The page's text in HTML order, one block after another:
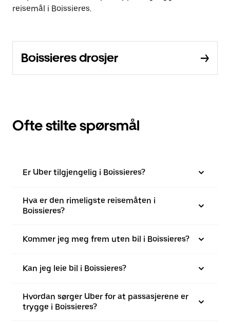
reisemål i Boissieres.
Boissieres drosjer
Ofte stilte spørsmål
Er Uber tilgjengelig i Boissieres?
Hva er den rimeligste reisemåten i
Boissieres?
Kommer jeg meg frem uten bil i Boissieres?
Kan jeg leie bil i Boissieres?
Hvordan sørger Uber for at passasjerene er
trygge i Boissieres?